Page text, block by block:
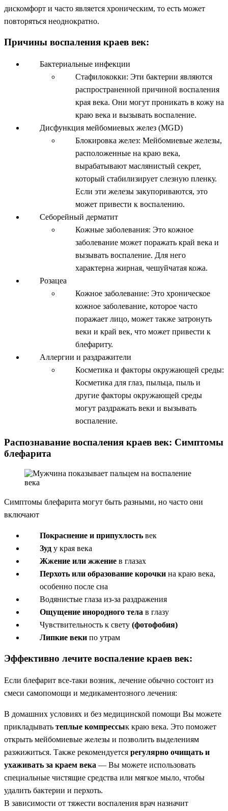
дискомфорт и часто является хроническим, то есть может
повторяться неоднократно.
Причины воспаления краев век:
Бактериальные инфекции
Стафилококки: Эти бактерии являются
распространенной причиной воспаления
края века. Они могут проникать в кожу на
краю века и вызывать воспаление.
Дисфункция мейбомиевых желез (MGD)
Блокировка желез: Мейбомиевые железы,
расположенные на краю века,
вырабатывают маслянистый секрет,
который стабилизирует слезную пленку.
Если эти железы закупориваются, это
может привести к воспалению.
Себорейный дерматит
Кожные заболевания: Это кожное
заболевание может поражать край века и
вызывать воспаление. Для него
характерна жирная, чешуйчатая кожа.
Розацеа
Кожное заболевание: Это хроническое
кожное заболевание, которое часто
поражает лицо, может также затронуть
веки и край век, что может привести к
блефариту.
Аллергии и раздражители
Косметика и факторы окружающей среды:
Косметика для глаз, пыльца, пыль и
другие факторы окружающей среды
могут раздражать веки и вызывать
воспаление.
Распознавание воспаления краев век: Симптомы
блефарита
Симптомы блефарита могут быть разными, но часто они
включают
Покраснение и припухлость век
Зуд у края века
Жжение или жжение в глазах
Перхоть или образование корочки на краю века,
особенно после сна
Водянистые глаза из-за раздражения
Ощущение инородного тела в глазу
Чувствительность к свету (фотофобия)
Липкие веки по утрам
Эффективно лечите воспаление краев век:
Если блефарит все-таки возник, лечение обычно состоит из
смеси самопомощи и медикаментозного лечения:
В домашних условиях и без медицинской помощи Вы можете
прикладывать теплые компрессык краю века. Это поможет
открыть мейбомиевые железы и позволить выделениям
разжижиться. Также рекомендуется регулярно очищать и
ухаживать за краем века — Вы можете использовать
специальные чистящие средства или мягкое мыло, чтобы
удалить бактерии и перхоть.
В зависимости от тяжести воспаления врач назначит